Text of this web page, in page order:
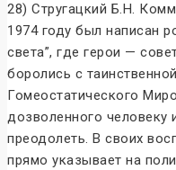
28) Стругацкий Б.Н.
1974 году был написан
света”, где герои —
боролись с
Гомеостатического
дозволенного человеку
преодолеть. В своих
прямо указывает на